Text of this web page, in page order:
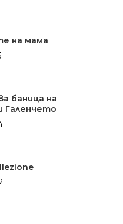
на мама
баница на
Галенчето